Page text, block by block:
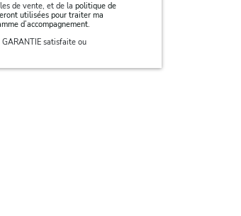
de vente, et de la politique de
utilisées pour traiter ma
d’accompagnement.
GARANTIE satisfaite ou